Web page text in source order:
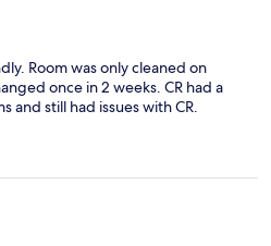
Room was only cleaned on
once in 2 weeks. CR had a
and still had issues with CR.